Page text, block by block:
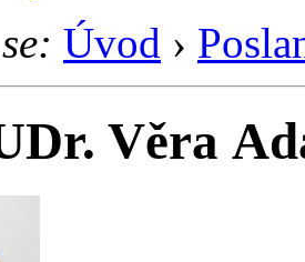
Úvod ›
Věra